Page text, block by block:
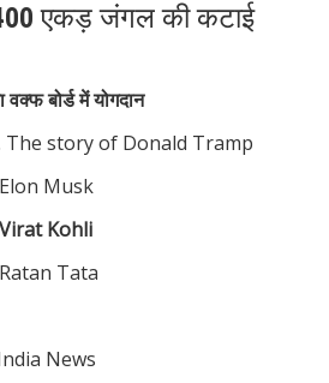
एकड़ जंगल की कटाई
बोर्ड में योगदान
The story of Donald Tramp
Musk
Kohli
Tata
News